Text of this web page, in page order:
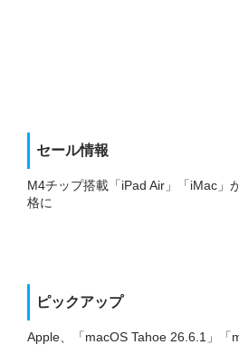
セール情報
M4チップ搭載「iPad Air」「iMac」
格に
ピックアップ
Apple、「macOS Tahoe 26.6.1」「